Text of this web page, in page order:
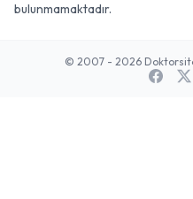
bulunmamaktadır.
© 2007 - 2026